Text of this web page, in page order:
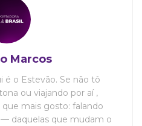
Marcos
é o Estevão. Se não tô
ou viajando por aí ,
mais gosto: falando
daquelas que mudam o